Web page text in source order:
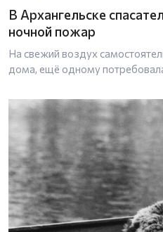
В Архангельске
ночной пожар
На свежий воздух
дома, ещё одному